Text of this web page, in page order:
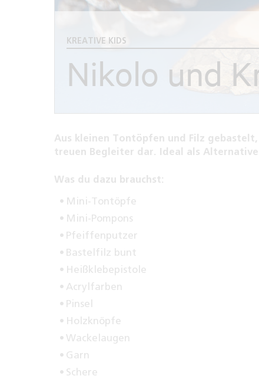
KREATIVE KIDS
Nikolo und
Aus kleinen Tontöpfen und Filz
treuen Begleiter dar. Ideal als
Was du dazu brauchst:
Mini-Tontöpfe
Mini-Pompons
Pfeiffenputzer
Bastelfilz bunt
Heißklebepistole
Acrylfarben
Pinsel
Holzknöpfe
Wackelaugen
Garn
Schere